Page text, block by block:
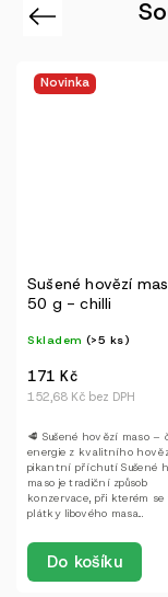
Previous
Novinka
Sušené hovězí
50 g - chilli
Skladem (>5 ks)
152,68 Kč bez DPH
171 Kč
Do košíku
🥩 Sušené hovězí maso –
energie z kvalitního
pikantní příchutí Sušené
maso je tradiční způsob
konzervace, při kterém
plátky libového masa...